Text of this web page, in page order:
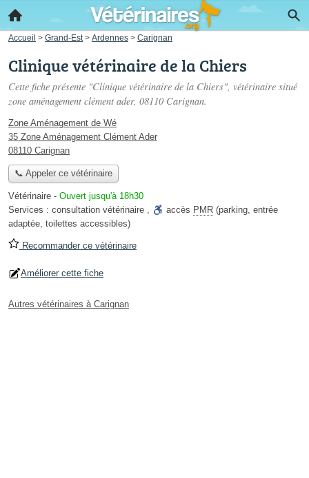
Accueil > Grand-Est > Ardennes > Carignan
Clinique vétérinaire de la Chiers
Cette fiche présente "Clinique vétérinaire de la Chiers", vétérinaire situé
zone aménagement clément ader, 08110 Carignan.
Zone Aménagement de Wé
35 Zone Aménagement Clément Ader
08110 Carignan
📞 Appeler ce vétérinaire
Vétérinaire - Ouvert jusqu'à 18h30
Services : consultation vétérinaire , accès PMR (parking, entrée
adaptée, toilettes accessibles)
Recommander ce vétérinaire
Améliorer cette fiche
Autres vétérinaires à Carignan